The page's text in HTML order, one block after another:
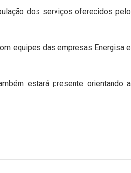
dos serviços oferecidos pelo
equipes das empresas Energisa e
estará presente orientando a